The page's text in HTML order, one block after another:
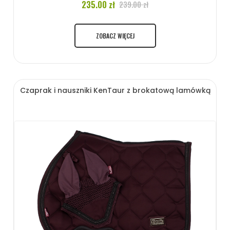
235.00 zł 239.00 zł
ZOBACZ WIĘCEJ
Czaprak i nauszniki KenTaur z brokatową lamówką